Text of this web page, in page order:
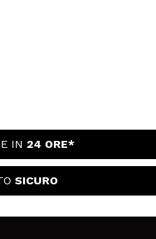
IN 24 ORE*
SICURO